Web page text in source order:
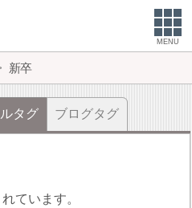
MENU
新卒
タグ ブログタグ
ています。